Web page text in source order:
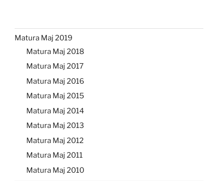
Matura Maj 2019
Matura Maj 2018
Matura Maj 2017
Matura Maj 2016
Matura Maj 2015
Matura Maj 2014
Matura Maj 2013
Matura Maj 2012
Matura Maj 2011
Matura Maj 2010